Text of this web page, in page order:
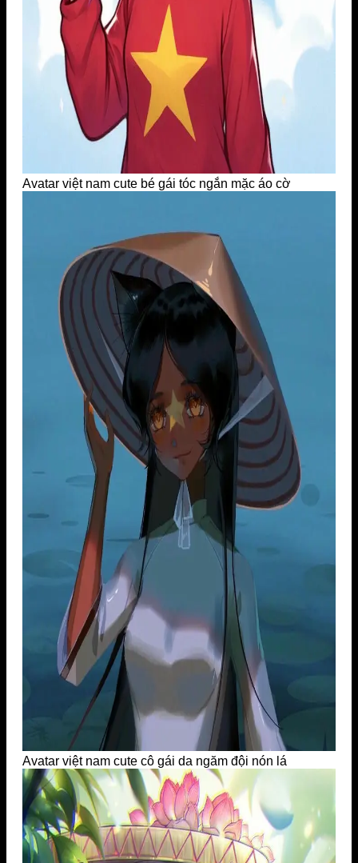
Avatar việt nam cute bé gái tóc ngắn mặc áo cờ
Avatar việt nam cute cô gái da ngăm đội nón lá